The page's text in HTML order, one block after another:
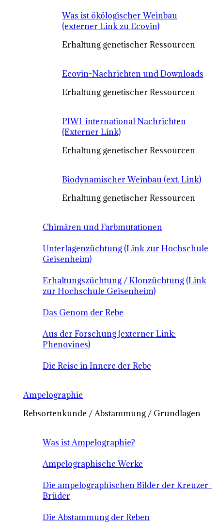
Was ist ökölogischer Weinbau
(externer Link zu Ecovin)
Erhaltung genetischer Ressourcen
Ecovin-Nachrichten und Downloads
Erhaltung genetischer Ressourcen
PIWI-international Nachrichten
(Externer Link)
Erhaltung genetischer Ressourcen
Biodynamischer Weinbau (ext. Link)
Erhaltung genetischer Ressourcen
Chimären und Farbmutationen
Unterlagenzüchtung (Link zur Hochschule
Geisenheim)
Erhaltungszüchtung / Klonzüchtung (Link
zur Hochschule Geisenheim)
Das Genom der Rebe
Aus der Forschung (externer Link:
Phenovines)
Die Reise in Innere der Rebe
Ampelographie
Rebsortenkunde / Abstammung / Grundlagen
Was ist Ampelographie?
Ampelographische Werke
Die ampelographischen Bilder der Kreuzer-
Brüder
Die Abstammung der Reben